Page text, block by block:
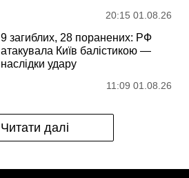
20:15 01.08.26
9 загиблих, 28 поранених: РФ
атакувала Київ балістикою —
наслідки удару
11:09 01.08.26
Читати далі